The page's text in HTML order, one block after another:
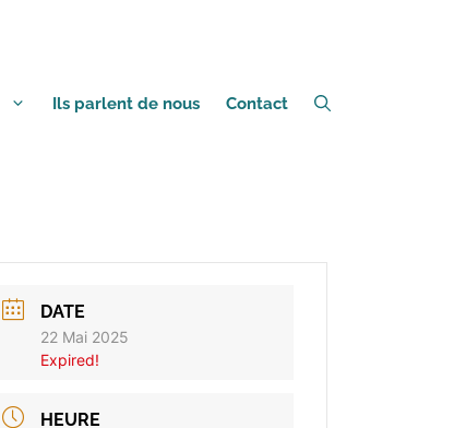
Ils parlent de nous Contact
DATE
22 Mai 2025
Expired!
HEURE